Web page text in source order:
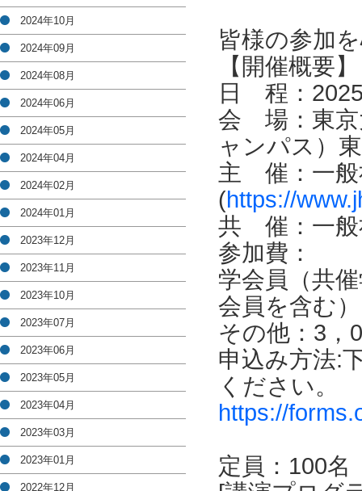
皆様の参加
【開催概要】
日 程：
会 場：東京
ャンパス）
主 催：一般
(https://
共 催：一般
参加費：
学会員（共
会員を含む
その他：3，
申込み方法:
ください。
https://
定員：100名
2024年10月
2024年09月
2024年08月
2024年06月
2024年05月
2024年04月
2024年02月
2024年01月
2023年12月
2023年11月
2023年10月
2023年07月
2023年06月
2023年05月
2023年04月
2023年03月
2023年01月
2022年12月